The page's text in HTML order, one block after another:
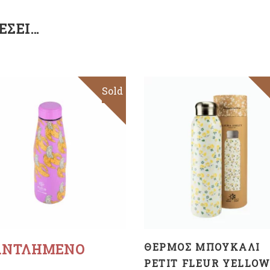
Sold
Διαβάστε
περισσότερα
ΠΡΟΣΘΉΚΗ ΣΤΟ
ΚΑΛΆΘΙ
ΘΕΡΜΌΣ ΜΠΟΥΚΆΛΙ
PETIT FLEUR YELLOW